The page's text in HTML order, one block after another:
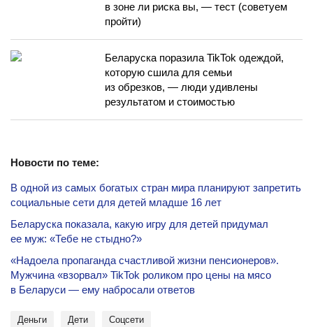
в зоне ли риска вы, — тест (советуем
пройти)
Беларуска поразила TikTok одеждой,
которую сшила для семьи
из обрезков, — люди удивлены
результатом и стоимостью
Новости по теме:
В одной из самых богатых стран мира планируют запретить
социальные сети для детей младше 16 лет
Беларуска показала, какую игру для детей придумал
ее муж: «Тебе не стыдно?»
«Надоела пропаганда счастливой жизни пенсионеров».
Мужчина «взорвал» TikTok роликом про цены на мясо
в Беларуси — ему набросали ответов
деньги Дети соцсети